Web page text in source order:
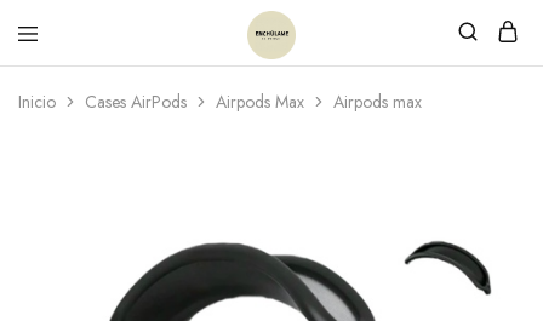
Inicio Cases AirPods Airpods Max Airpods max